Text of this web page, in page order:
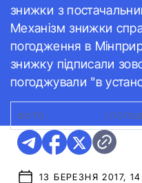
знижки з
Механізм знижки
погодження в
знижку підписали
погоджували "в
ФОТО:
13 БЕРЕЗНЯ 2017,